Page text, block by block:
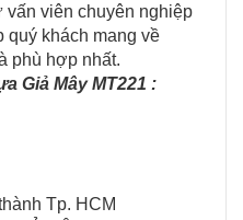
vấn viên chuyên nghiệp
quý khách mang về
phù hợp nhất.
Giả Mây MT221 :
Tp. HCM